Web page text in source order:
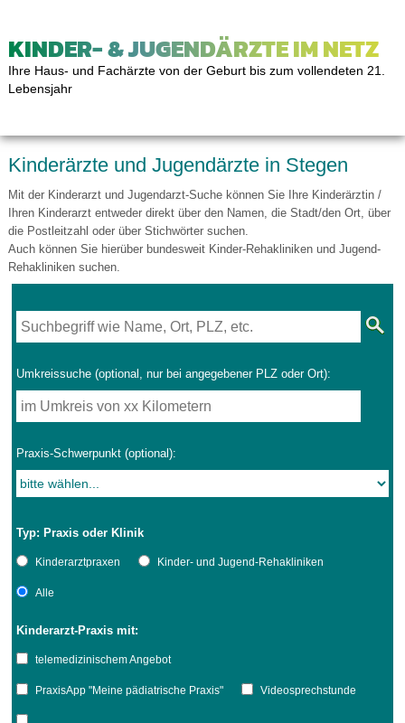
KINDER- & JUGENDÄRZTE IM NETZ
Ihre Haus- und Fachärzte von der Geburt bis zum vollendeten 21.
Lebensjahr
Kinderärzte und Jugendärzte in Stegen
Mit der Kinderarzt und Jugendarzt-Suche können Sie Ihre Kinderärztin /
Ihren Kinderarzt entweder direkt über den Namen, die Stadt/den Ort, über
die Postleitzahl oder über Stichwörter suchen.
Auch können Sie hierüber bundesweit Kinder-Rehakliniken und Jugend-
Rehakliniken suchen.
Umkreissuche (optional, nur bei angegebener PLZ oder Ort):
Praxis-Schwerpunkt (optional):
Typ: Praxis oder Klinik
Kinderarztpraxen Kinder- und Jugend-Rehakliniken
Alle
Kinderarzt-Praxis mit:
telemedizinischem Angebot
PraxisApp "Meine pädiatrische Praxis" Videosprechstunde